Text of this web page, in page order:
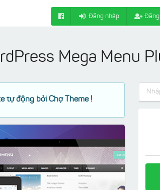
Đăng nhập
Mega Menu
tự động bởi Chợ Theme !